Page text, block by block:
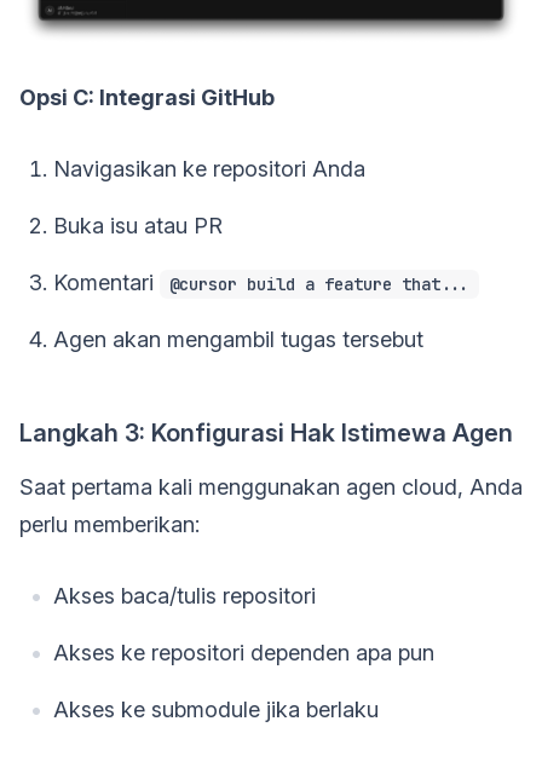
Opsi C: Integrasi GitHub
Navigasikan ke repositori Anda
Buka isu atau PR
Komentari @cursor build a feature that...
Agen akan mengambil tugas tersebut
Langkah 3: Konfigurasi Hak Istimewa Agen
Saat pertama kali menggunakan agen cloud, Anda
perlu memberikan:
Akses baca/tulis repositori
Akses ke repositori dependen apa pun
Akses ke submodule jika berlaku